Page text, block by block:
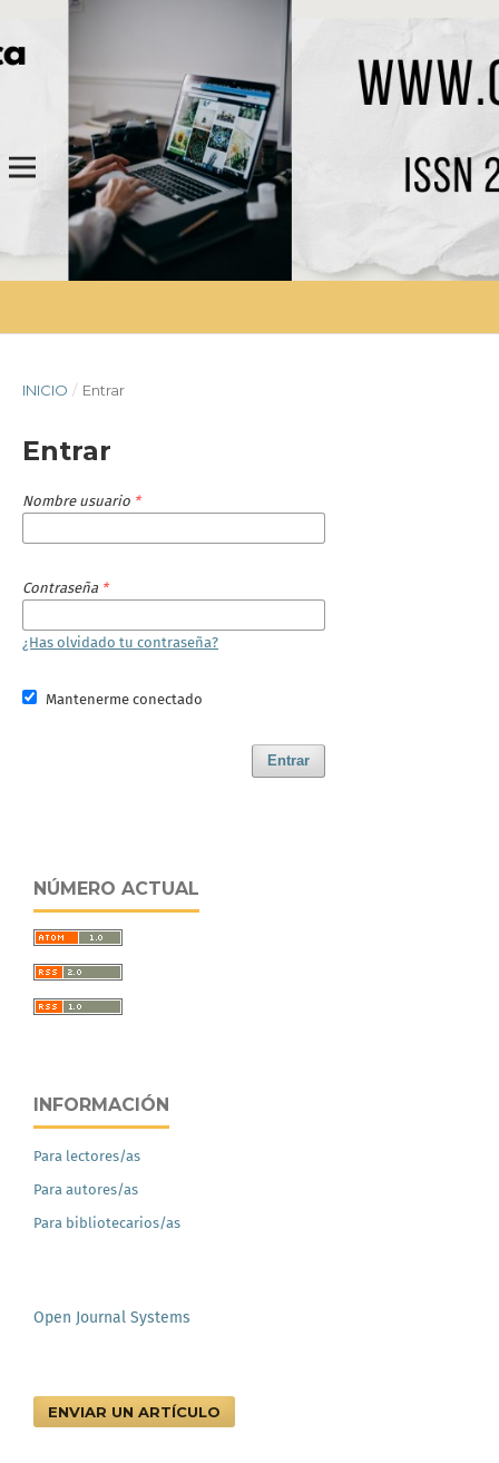
INICIO / Entrar
Entrar
Nombre usuario *
Contraseña *
¿Has olvidado tu contraseña?
Mantenerme conectado
Entrar
NÚMERO ACTUAL
INFORMACIÓN
Para lectores/as
Para autores/as
Para bibliotecarios/as
Open Journal Systems
ENVIAR UN ARTÍCULO